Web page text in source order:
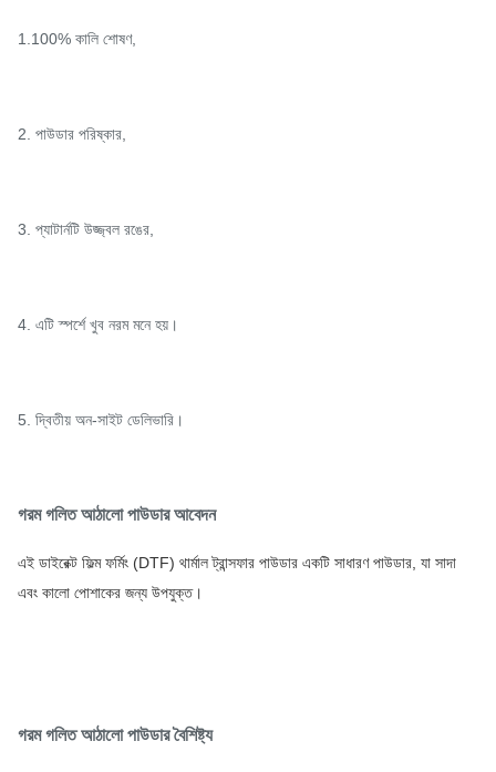
1.100% কালি শোষণ,
2. পাউডার পরিষ্কার,
3. প্যাটার্নটি উজ্জ্বল রঙের,
4. এটি স্পর্শে খুব নরম মনে হয়।
5. দ্বিতীয় অন-সাইট ডেলিভারি।
গরম গলিত আঠালো পাউডার আবেদন
এই ডাইরেক্ট ফিল্ম ফর্মিং (DTF) থার্মাল ট্রান্সফার পাউডার একটি সাধারণ পাউডার, যা সাদা
এবং কালো পোশাকের জন্য উপযুক্ত।
গরম গলিত আঠালো পাউডার বৈশিষ্ট্য